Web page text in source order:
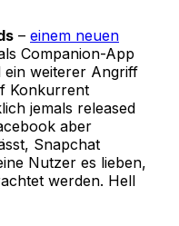
– einem neuen
Companion-App
ein weiterer Angriff
Konkurrent
jemals released
aber
Snapchat
Nutzer es lieben,
werden. Hell